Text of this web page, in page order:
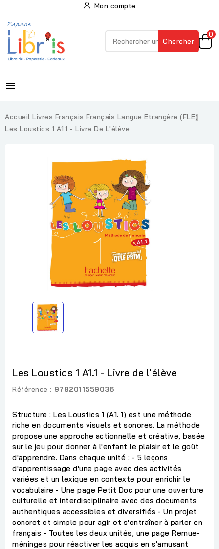
Mon compte
Chercher
0

Accueil Livres Français Français Langue Etrangère (FLE)
Les Loustics 1 A1.1 - Livre De L'élève
Les Loustics 1 A1.1 - Livre de l'élève
Référence : 9782011559036
Structure : Les Loustics 1 (A1. 1) est une méthode
riche en documents visuels et sonores. La méthode
propose une approche actionnelle et créative, basée
sur le jeu pour donner à l'enfant le plaisir et le goût
d'apprendre. Dans chaque unité : - 5 leçons
d'apprentissage d'une page avec des activités
variées et un lexique en contexte pour enrichir le
vocabulaire - Une page Petit Doc pour une ouverture
culturelle et interdisciplinaire avec des documents
authentiques accessibles et diversifiés - Un projet
concret et simple pour agir et s'entraîner à parler en
français - Toutes les deux unités, une page Remue-
méninges pour réactiver les acquis en s'amusant